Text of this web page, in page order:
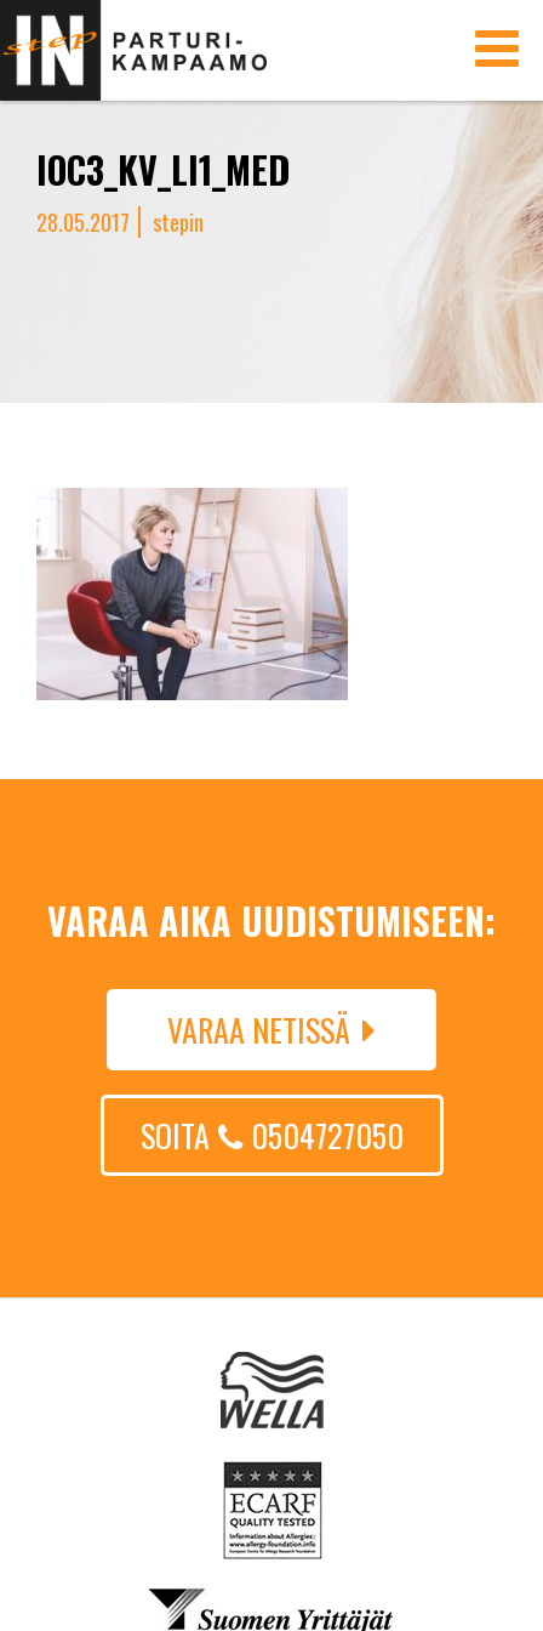
Toggle
IOC3_KV_LI1_MED
28.05.2017 stepin
VARAA AIKA UUDISTUMISEEN:
VARAA NETISSÄ
SOITA 0504727050